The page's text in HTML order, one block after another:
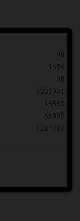
98
1696
98
3203901
16557
66895
3217383